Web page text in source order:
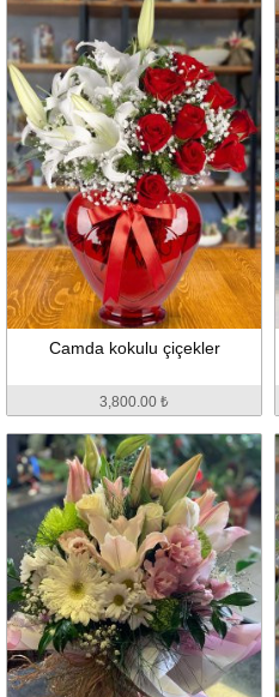
Camda kokulu çiçekler
3,800.00 ₺